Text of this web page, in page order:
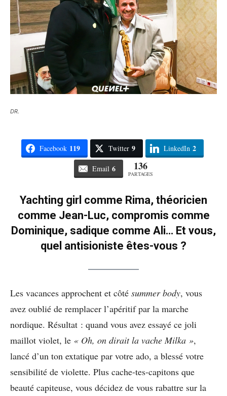
DR.
Facebook 119 Twitter 9 LinkedIn 2
Email 6 136
PARTAGES
Yachting girl comme Rima, théoricien
comme Jean-Luc, compromis comme
Dominique, sadique comme Ali… Et vous,
quel antisioniste êtes-vous ?
Les vacances approchent et côté summer body, vous
avez oublié de remplacer l’apéritif par la marche
nordique. Résultat : quand vous avez essayé ce joli
maillot violet, le « Oh, on dirait la vache Milka »,
lancé d’un ton extatique par votre ado, a blessé votre
sensibilité de violette. Plus cache-tes-capitons que
beauté capiteuse, vous décidez de vous rabattre sur la